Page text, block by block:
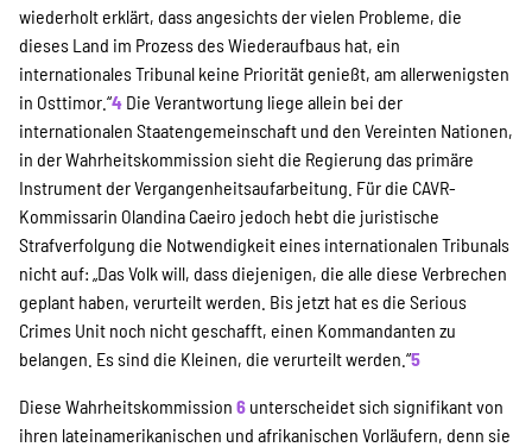
wiederholt erklärt, dass angesichts der vielen Probleme, die
dieses Land im Prozess des Wiederaufbaus hat, ein
internationales Tribunal keine Priorität genießt, am allerwenigsten
in Osttimor.“4 Die Verantwortung liege allein bei der
internationalen Staatengemeinschaft und den Vereinten Nationen,
in der Wahrheitskommission sieht die Regierung das primäre
Instrument der Vergangenheitsaufarbeitung. Für die CAVR-
Kommissarin Olandina Caeiro jedoch hebt die juristische
Strafverfolgung die Notwendigkeit eines internationalen Tribunals
nicht auf: „Das Volk will, dass diejenigen, die alle diese Verbrechen
geplant haben, verurteilt werden. Bis jetzt hat es die Serious
Crimes Unit noch nicht geschafft, einen Kommandanten zu
belangen. Es sind die Kleinen, die verurteilt werden.“5
Diese Wahrheitskommission 6 unterscheidet sich signifikant von
ihren lateinamerikanischen und afrikanischen Vorläufern, denn sie